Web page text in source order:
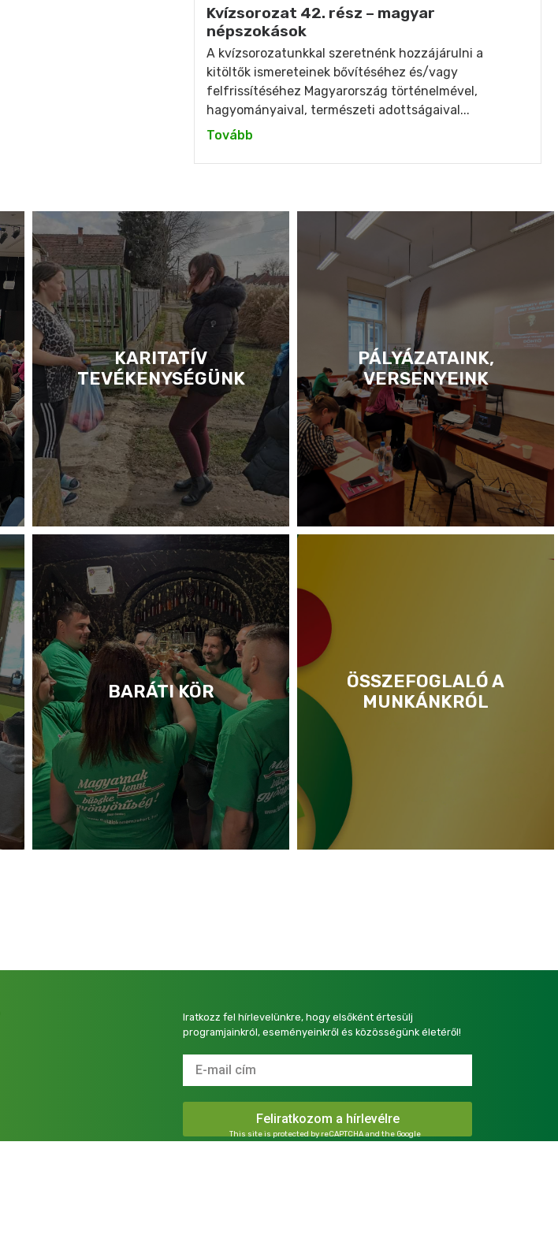
Kvízsorozat 42. rész – magyar
népszokások
A kvízsorozatunkkal szeretnénk hozzájárulni a
kitöltők ismereteinek bővítéséhez és/vagy
felfrissítéséhez Magyarország történelmével,
hagyományaival, természeti adottságaival...
Tovább
KARITATÍV
TEVÉKENYSÉGÜNK
PÁLYÁZATAINK,
VERSENYEINK
BARÁTI KÖR
ÖSSZEFOGLALÓ A
MUNKÁNKRÓL
Iratkozz fel hírlevelünkre, hogy elsőként értesülj
programjainkról, eseményeinkről és közösségünk életéről!
This site is protected by reCAPTCHA and the Google